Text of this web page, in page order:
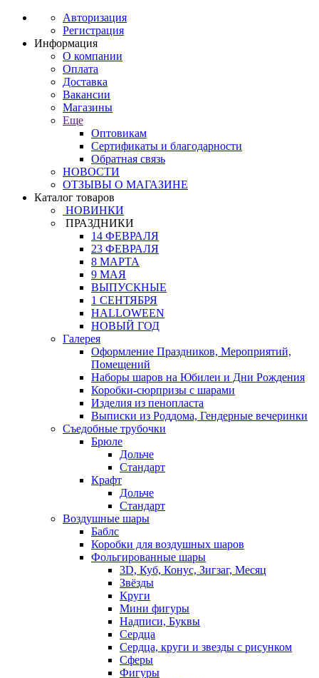
Авторизация
Регистрация
Информация
О компании
Оплата
Доставка
Вакансии
Магазины
Еще
Оптовикам
Сертификаты и благодарности
Обратная связь
НОВОСТИ
ОТЗЫВЫ О МАГАЗИНЕ
Каталог товаров
НОВИНКИ
ПРАЗДНИКИ
14 ФЕВРАЛЯ
23 ФЕВРАЛЯ
8 МАРТА
9 МАЯ
ВЫПУСКНЫЕ
1 СЕНТЯБРЯ
HALLOWEEN
НОВЫЙ ГОД
Галерея
Оформление Праздников, Мероприятий,
Помещений
Наборы шаров на Юбилеи и Дни Рождения
Коробки-сюрпризы с шарами
Изделия из пенопласта
Выписки из Роддома, Гендерные вечеринки
Съедобные трубочки
Брюле
Дольче
Стандарт
Крафт
Дольче
Стандарт
Воздушные шары
Баблс
Коробки для воздушных шаров
Фольгированные шары
3D, Куб, Конус, Зигзаг, Месяц
Звёзды
Круги
Мини фигуры
Надписи, Буквы
Сердца
Сердца, круги и звезды с рисунком
Сферы
Фигуры